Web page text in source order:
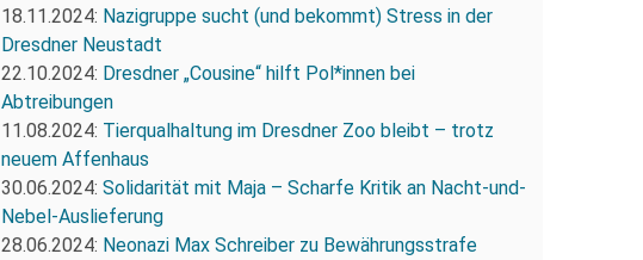
18.11.2024: Nazigruppe sucht (und bekommt) Stress in der
Dresdner Neustadt
22.10.2024: Dresdner „Cousine“ hilft Pol*innen bei
Abtreibungen
11.08.2024: Tierqualhaltung im Dresdner Zoo bleibt – trotz
neuem Affenhaus
30.06.2024: Solidarität mit Maja – Scharfe Kritik an Nacht-und-
Nebel-Auslieferung
28.06.2024: Neonazi Max Schreiber zu Bewährungsstrafe